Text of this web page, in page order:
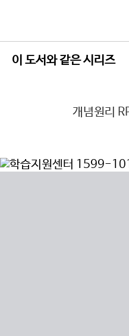
이 도서와 같은 시리즈
개념원리